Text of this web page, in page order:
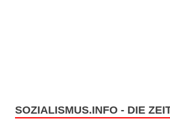
SOZIALISMUS.INFO - DIE